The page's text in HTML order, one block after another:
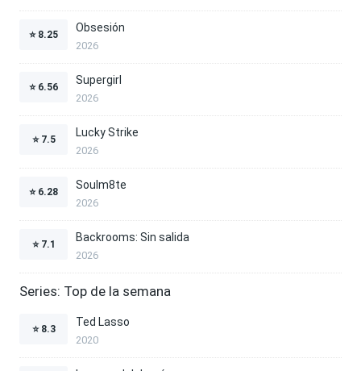
⭐ 8.25
Obsesión
2026
⭐ 6.56
Supergirl
2026
⭐ 7.5
Lucky Strike
2026
⭐ 6.28
Soulm8te
2026
⭐ 7.1
Backrooms: Sin salida
2026
Series: Top de la semana
⭐ 8.3
Ted Lasso
2020